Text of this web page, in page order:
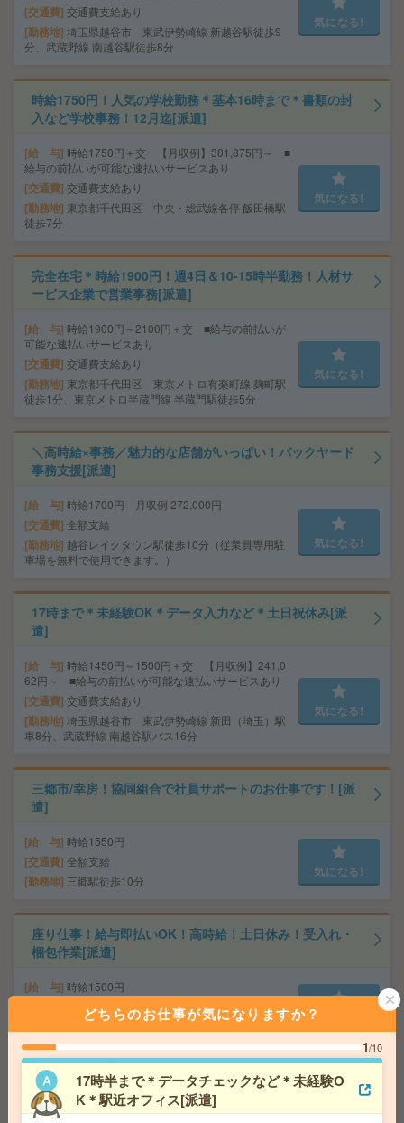
交通費 交通費支給あり
勤務地 埼玉県越谷市 東武伊勢崎線 新越谷駅徒歩9
分、武蔵野線 南越谷駅徒歩8分
気になる!
時給1750円！人気の学校勤務＊基本16時まで＊書類の封
入など学校事務！12月迄[派遣]
給 与 時給1750円＋交 【月収例】301,875円～ ■
給与の前払いが可能な速払いサービスあり
交通費 交通費支給あり
勤務地 東京都千代田区 中央・総武線各停 飯田橋駅
徒歩7分
気になる!
完全在宅＊時給1900円！週4日＆10-15時半勤務！人材サ
ービス企業で営業事務[派遣]
給 与 時給1900円～2100円＋交 ■給与の前払いが
可能な速払いサービスあり
交通費 交通費支給あり
勤務地 東京都千代田区 東京メトロ有楽町線 麹町駅
徒歩1分、東京メトロ半蔵門線 半蔵門駅徒歩5分
気になる!
＼高時給×事務／魅力的な店舗がいっぱい！バックヤード
事務支援[派遣]
給 与 時給1700円 月収例 272,000円
交通費 全額支給
勤務地 越谷レイクタウン駅徒歩10分（従業員専用駐
車場を無料で使用できます。）
気になる!
17時まで＊未経験OK＊データ入力など＊土日祝休み[派
遣]
給 与 時給1450円～1500円＋交 【月収例】241,0
62円～ ■給与の前払いが可能な速払いサービスあり
交通費 交通費支給あり
勤務地 埼玉県越谷市 東武伊勢崎線 新田（埼玉）駅
車8分、武蔵野線 南越谷駅バス16分
気になる!
三郷市/幸房！協同組合で社員サポートのお仕事です！[派
遣]
給 与 時給1550円
交通費 全額支給
勤務地 三郷駅徒歩10分
気になる!
座り仕事！給与即払いOK！高時給！土日休み！受入れ・
梱包作業[派遣]
給 与 時給1500円
交通費支給有り
谷塚駅～徒歩10分 ※車通勤・バイク通勤OK
気になる!
1750円＊【図書館や博物館が好きなかたへ】本に囲まれ
てお仕事＊事務[派遣]
どちらのお仕事が気になりますか？
1/10
17時半まで＊データチェックなど＊未経験O
K＊駅近オフィス[派遣]